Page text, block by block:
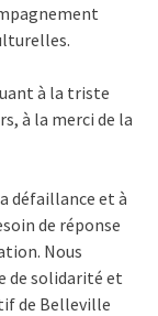
à la triste
à la merci de la
défaillance et à
de réponse
Nous
de solidarité et
de Belleville